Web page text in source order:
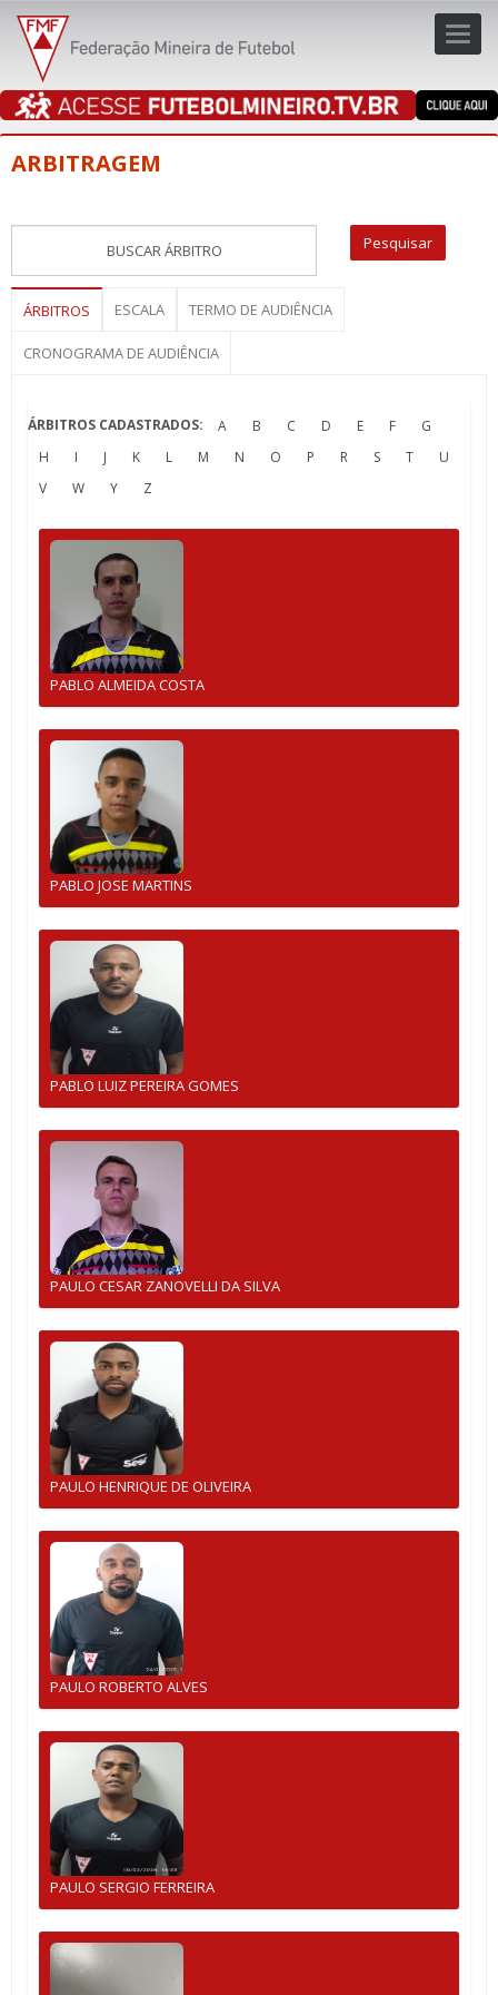
ARBITRAGEM
ÁRBITROS ESCALA TERMO DE AUDIÊNCIA
CRONOGRAMA DE AUDIÊNCIA
ÁRBITROS CADASTRADOS: A B C D E F
G
H
I J K L M N O P R S T
U
V
W Y Z
PABLO ALMEIDA COSTA
PABLO JOSE MARTINS
PABLO LUIZ PEREIRA GOMES
PAULO CESAR ZANOVELLI DA SILVA
PAULO HENRIQUE DE OLIVEIRA
PAULO ROBERTO ALVES
PAULO SERGIO FERREIRA